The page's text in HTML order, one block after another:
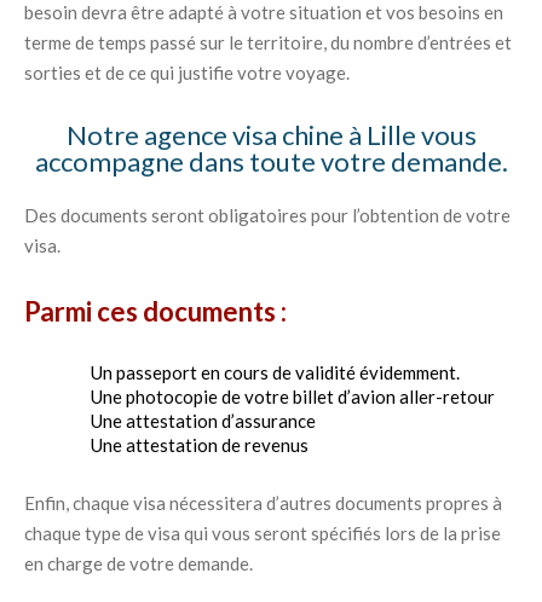
besoin devra être adapté à votre situation et vos besoins en
terme de temps passé sur le territoire, du nombre d’entrées et
sorties et de ce qui justifie votre voyage.
Notre agence visa chine à Lille vous
accompagne dans toute votre demande.
Des documents seront obligatoires pour l’obtention de votre
visa.
Parmi ces documents :
Un passeport en cours de validité évidemment.
Une photocopie de votre billet d’avion aller-retour
Une attestation d’assurance
Une attestation de revenus
Enfin, chaque visa nécessitera d’autres documents propres à
chaque type de visa qui vous seront spécifiés lors de la prise
en charge de votre demande.